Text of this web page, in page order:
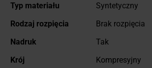
Typ materiału
Syntetyczny
Rodzaj rozpięcia
Brak rozpięcia
Nadruk
Tak
Krój
Kompresyjny